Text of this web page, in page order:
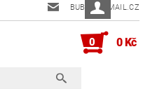
BUBUN@EMAIL.CZ
0 0 Kč